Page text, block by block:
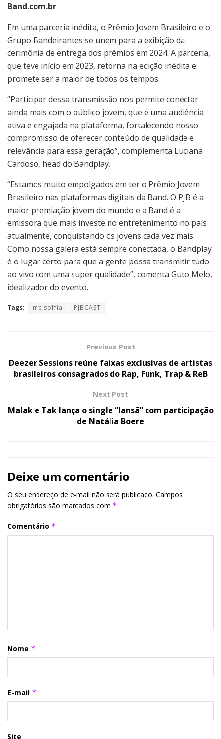
Band.com.br
Em uma parceria inédita, o Prêmio Jovem Brasileiro e o
Grupo Bandeirantes se unem para a exibição da
cerimônia de entrega dos prêmios em 2024. A parceria,
que teve início em 2023, retorna na edição inédita e
promete ser a maior de todos os tempos.
“Participar dessa transmissão nos permite conectar
ainda mais com o público jovem, que é uma audiência
ativa e engajada na plataforma, fortalecendo nosso
compromisso de oferecer conteúdo de qualidade e
relevância para essa geração”, complementa Luciana
Cardoso, head do Bandplay.
“Estamos muito empolgados em ter o Prêmio Jovem
Brasileiro nas plataformas digitais da Band. O PJB é a
maior premiação jovem do mundo e a Band é a
emissora que mais investe no entretenimento no país
atualmente, conquistando os jovens cada vez mais.
Como nossa galera está sempre conectada, o Bandplay
é o lugar certo para que a gente possa transmitir tudo
ao vivo com uma super qualidade”, comenta Guto Melo,
idealizador do evento.
Tags: mc soffia PJBCAST
Previous Post
Deezer Sessions reúne faixas exclusivas de artistas
brasileiros consagrados do Rap, Funk, Trap & ReB
Next Post
Malak e Tak lança o single “Iansã” com participação
de Natália Boere
Deixe um comentário
O seu endereço de e-mail não será publicado. Campos
obrigatórios são marcados com *
Comentário *
Nome *
E-mail *
Site